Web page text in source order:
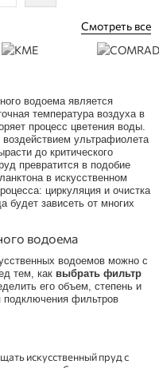
Смотреть все
водоема является
температура воздуха в
процесс цветения воды.
ультрафиолета
до критического
превратится в подобие
в искусственном
циркуляция и очистка
будет зависеть от многих
водоема
водоемов можно с
тем, как выбрать фильтр
его объем, степень и
подключения фильтров
искусственный пруд с